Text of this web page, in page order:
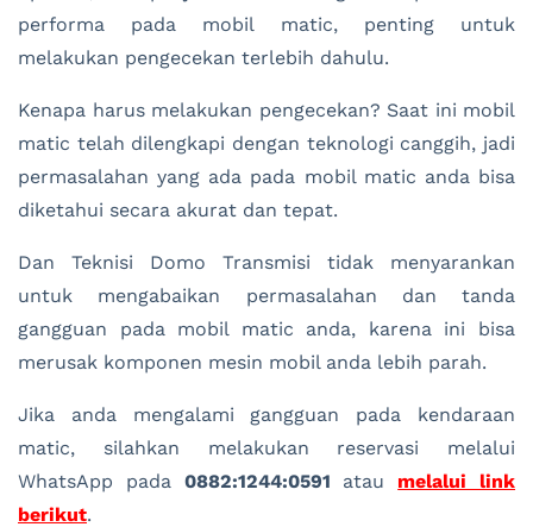
performa pada mobil matic, penting untuk
melakukan pengecekan terlebih dahulu.
Kenapa harus melakukan pengecekan? Saat ini mobil
matic telah dilengkapi dengan teknologi canggih, jadi
permasalahan yang ada pada mobil matic anda bisa
diketahui secara akurat dan tepat.
Dan Teknisi Domo Transmisi tidak menyarankan
untuk mengabaikan permasalahan dan tanda
gangguan pada mobil matic anda, karena ini bisa
merusak komponen mesin mobil anda lebih parah.
Jika anda mengalami gangguan pada kendaraan
matic, silahkan melakukan reservasi melalui
WhatsApp pada 0882:1244:0591 atau melalui link
berikut.